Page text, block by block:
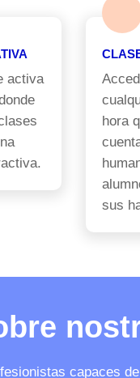
activa
hora
sus
capaces